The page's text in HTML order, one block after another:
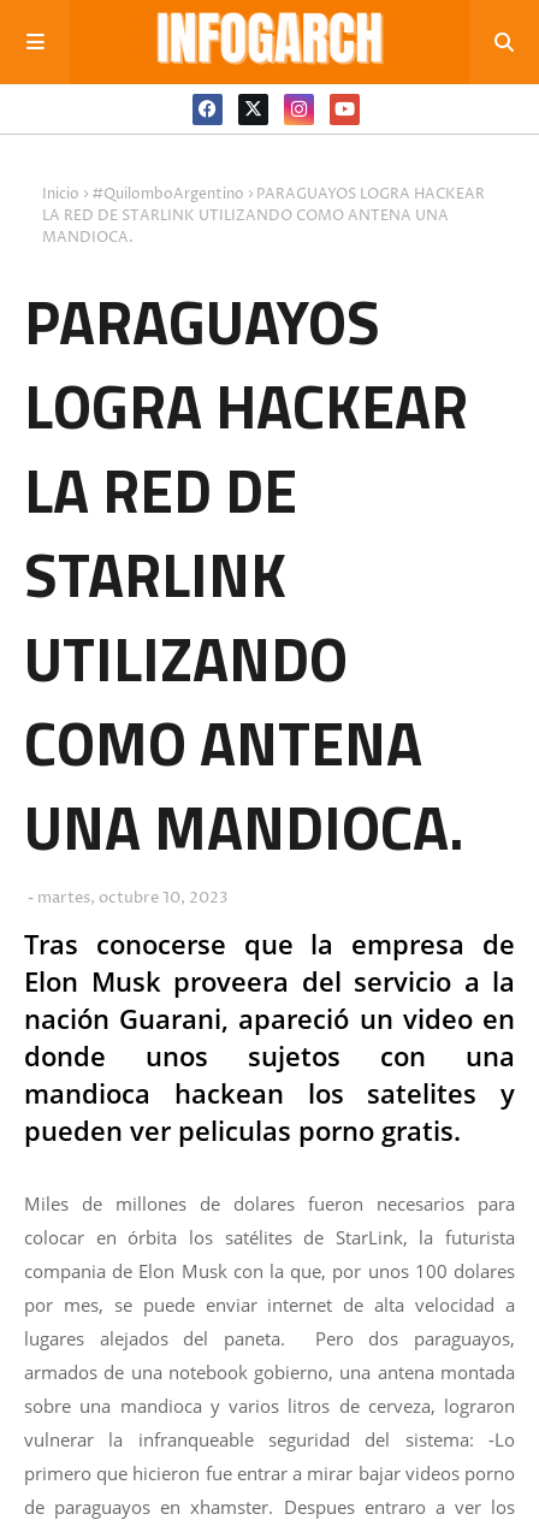
Inicio #QuilomboArgentino
PARAGUAYOS LOGRA HACKEAR
LA RED DE STARLINK UTILIZANDO COMO ANTENA UNA
MANDIOCA.
PARAGUAYOS
LOGRA HACKEAR
LA RED DE
STARLINK
UTILIZANDO
COMO ANTENA
UNA MANDIOCA.
martes, octubre 10, 2023
Tras conocerse que la empresa de
Elon Musk proveera del servicio a la
nación Guarani, apareció un video en
donde unos sujetos con una
mandioca hackean los satelites y
pueden ver peliculas porno gratis.
Miles de millones de dolares fueron necesarios para
colocar en órbita los satélites de StarLink, la futurista
compania de Elon Musk con la que, por unos 100 dolares
por mes, se puede enviar internet de alta velocidad a
lugares alejados del paneta. Pero dos paraguayos,
armados de una notebook gobierno, una antena montada
sobre una mandioca y varios litros de cerveza, lograron
vulnerar la infranqueable seguridad del sistema: -Lo
primero que hicieron fue entrar a mirar bajar videos porno
de paraguayos en xhamster. Despues entraro a ver los